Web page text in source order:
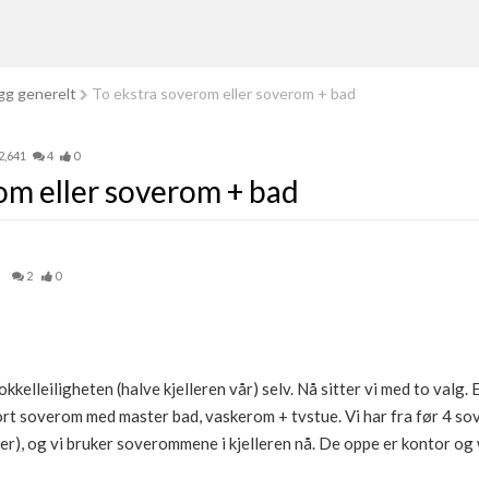
generelt To ekstra soverom eller soverom + bad
2,641 4 0
eller soverom + bad
2 0
(halve kjelleren vår) selv. Nå sitter vi med to valg.
soverom med master bad, vaskerom + tvstue. Vi har fra før 4
og vi bruker soverommene i kjelleren nå. De oppe er kontor